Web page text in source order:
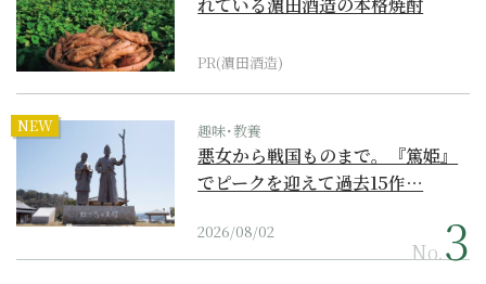
れている濵田酒造の本格焼酎
PR(濵田酒造)
NEW 趣味･教養
悪女から戦国ものまで。『篤姫』
でピークを迎えて過去15作…
2026/08/02
No.